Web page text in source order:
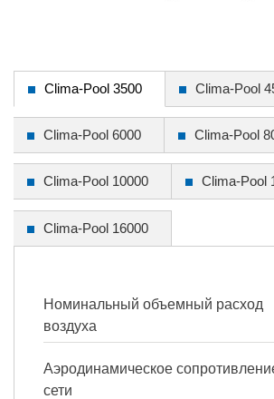
Clima-Pool 3500 Clima-Pool
Clima-Pool 6000 Clima-Pool
Clima-Pool 10000 Clima-Pool
Clima-Pool 16000
Номинальный объемный расход
воздуха
Аэродинамическое
сети